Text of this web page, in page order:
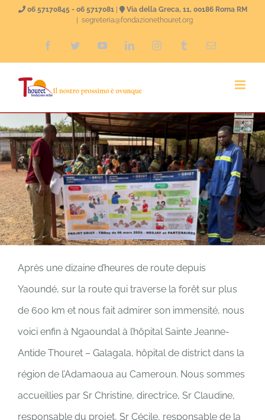
06 57170845 - 06 5717081|
Via della Greca, 11, 00186 Roma RM
segreteria@fondazionethouret.org
FacebookTwitterYouTubeLinkedInInstagramTumblrEmail
Après une dizaine d’heures de route depuis
Yaoundé, sur la route qui traverse la forêt sur plus
de 600 km et nous fait admirer son immensité, nous
voici enfin à Ngaoundal à l’hôpital Sainte Jeanne-
Antide Thouret – Galagala, hôpital de district dans la
région de l’Adamaoua au Cameroun. Nous sommes
accueillies par Sr Christine, directrice, Sr Claudine,
responsable du projet, Sr Cécile, responsable de la